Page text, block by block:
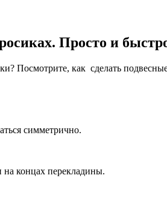
Просто и
Посмотрите, как сделать
симметрично.
на концах перекладины.